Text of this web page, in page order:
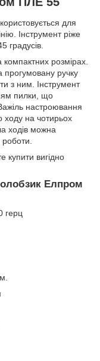
для
Інструмент ріже
градусів.
компактних розмірах.
прогумовану ручку
з ним. Інструмент
пилки, що
настроювання
ходу на чотирьох
ходів можна
роботи.
купити вигідно
Елпром
герц